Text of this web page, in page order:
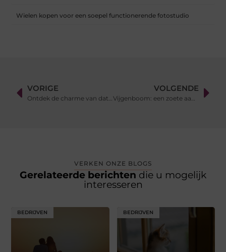
Wielen kopen voor een soepel functionerende fotostudio
VORIGE
Ontdek de charme van dating Rotterdam voor senioren
VOLGENDE
Vijgenboom: een zoete aanwinst voor elke tuin
VERKEN ONZE BLOGS
Gerelateerde berichten die u mogelijk
interesseren
BEDRIJVEN BEDRIJVEN